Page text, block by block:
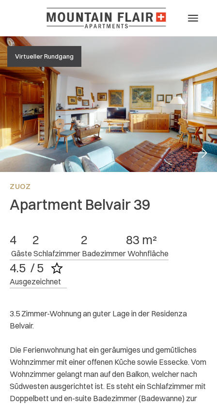
Virtueller Rundgang
Next
ZUOZ
Apartment Belvair 39
4
Gäste
2
Schlafzimmer
2
Badezimmer
83 m²
Wohnfläche
4.5  / 5
Ausgezeichnet
3.5 Zimmer-Wohnung an guter Lage in der Residenza
Belvair.
Die Ferienwohnung hat ein geräumiges und gemütliches
Wohnzimmer mit einer offenen Küche sowie Essecke. Vom
Wohnzimmer gelangt man auf den Balkon, welcher nach
Südwesten ausgerichtet ist. Es steht ein Schlafzimmer mit
Doppelbett und en-suite Badezimmer (Badewanne) zur